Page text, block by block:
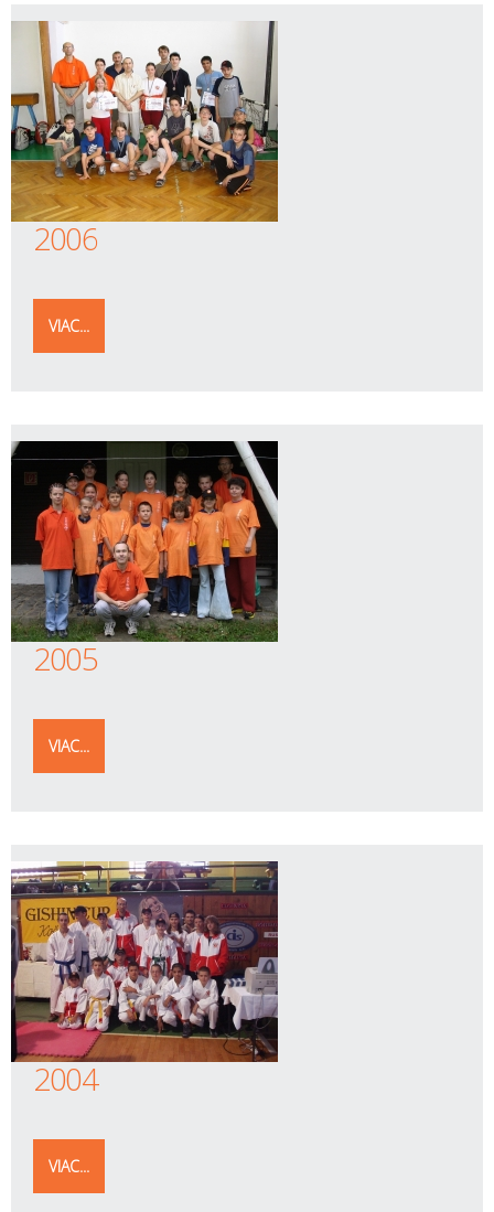
2006
VIAC...
2005
VIAC...
2004
VIAC...